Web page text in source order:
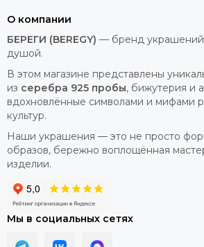
О компании
БЕРЕГИ (BEREGY) — бренд украшений
душой.
В этом магазине представлены
из серебра 925 пробы, бижутерия и
вдохновлённые символами и мифами
культур.
Наши украшения — это не просто
образов, бережно воплощённая
изделии.
Мы в социальных сетях